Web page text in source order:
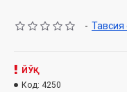
- Тавсия
ЙЎҚ
Код: 4250